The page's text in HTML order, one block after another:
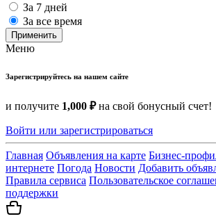
За 7 дней
За все время
Применить
Меню
Зарегистрируйтесь на нашем сайте
и получите 1,000 ₽на свой бонусный счет!
Войти или зарегистрироваться
Главная Объявления на карте Бизнес-
интернете Погода Новости Добавить
Правила сервиса Пользовательское
поддержки